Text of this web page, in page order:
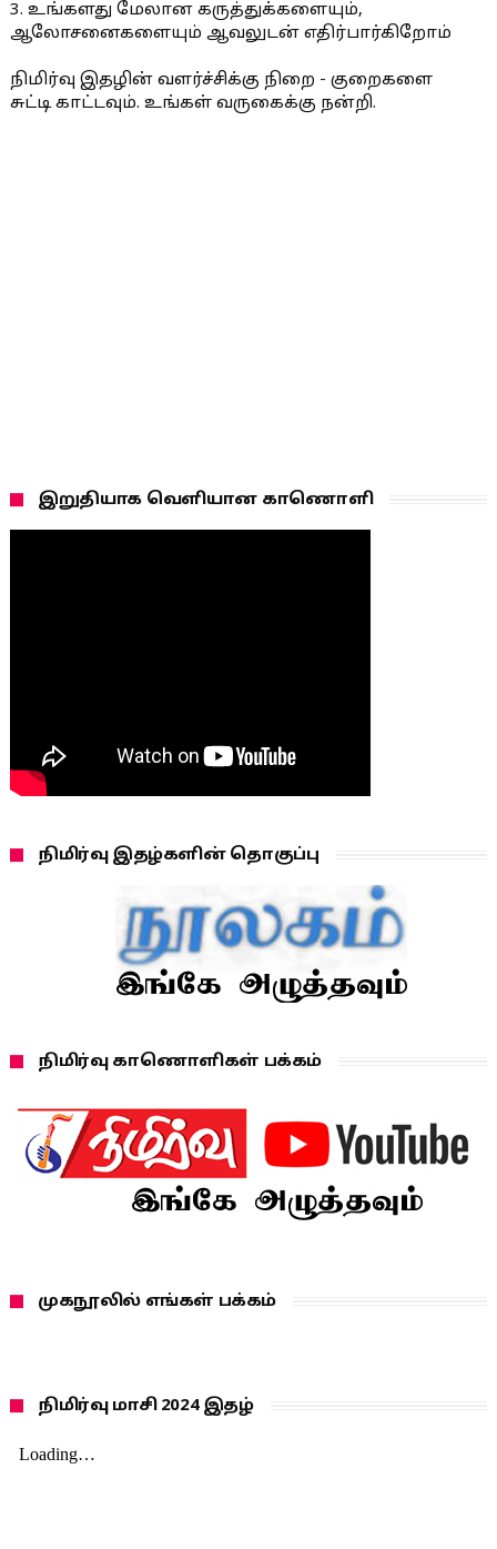
3. உங்களது மேலான கருத்துக்களையும்,
ஆலோசனைகளையும் ஆவலுடன் எதிர்பார்கிறோம்
நிமிர்வு இதழின் வளர்ச்சிக்கு நிறை - குறைகளை
சுட்டி காட்டவும். உங்கள் வருகைக்கு நன்றி.
இறுதியாக வெளியான காணொளி
நிமிர்வு இதழ்களின் தொகுப்பு
நிமிர்வு காணொளிகள் பக்கம்
முகநூலில் எங்கள் பக்கம்
நிமிர்வு மாசி 2024 இதழ்